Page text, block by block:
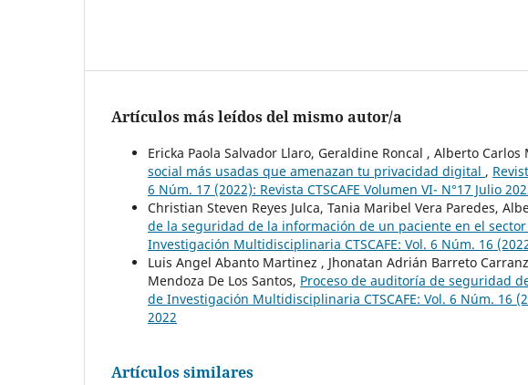
Artículos más leídos del mismo autor/a
Ericka Paola Salvador Llaro, Geraldine Roncal , Alberto Carlos
social más usadas que amenazan tu privacidad digital ,
6 Núm. 17 (2022): Revista CTSCAFE Volumen VI- N°17 Julio
Christian Steven Reyes Julca, Tania Maribel Vera Paredes,
de la seguridad de la información de un paciente en el
Investigación Multidisciplinaria CTSCAFE: Vol. 6 Núm. 16
Luis Angel Abanto Martinez , Jhonatan Adrián Barreto
Mendoza De Los Santos, Proceso de auditoría de seguridad
de Investigación Multidisciplinaria CTSCAFE: Vol. 6 Núm. 16
2022
Artículos similares